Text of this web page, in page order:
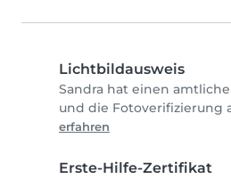
Lichtbildausweis
Sandra hat einen
und die Fotoverifizierung
erfahren
Erste-Hilfe-Zertifikat